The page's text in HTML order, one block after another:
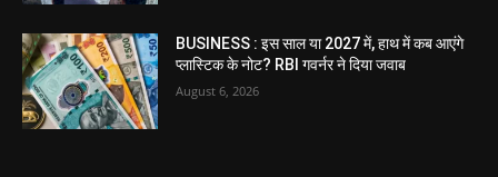
BUSINESS : इस साल या 2027 में, हाथ में कब आएंगे
प्लास्टिक के नोट? RBI गवर्नर ने दिया जवाब
August 6, 2026